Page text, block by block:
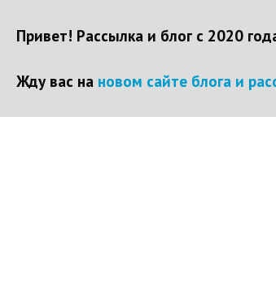
Привет! Рассылка и блог с 2020
Жду вас на новом сайте блога и